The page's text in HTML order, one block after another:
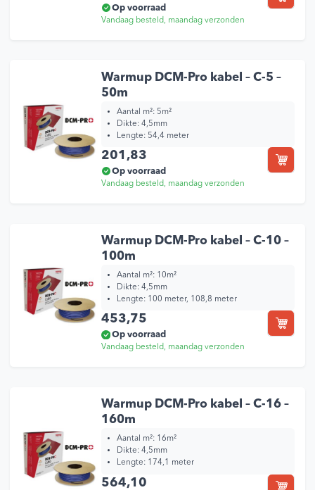
Op voorraad
Vandaag besteld, maandag verzonden
Warmup DCM-Pro kabel – C-5 –
50m
Aantal m²: 5m²
Dikte: 4,5mm
Lengte: 54,4 meter
201,83
Op voorraad
Vandaag besteld, maandag verzonden
Warmup DCM-Pro kabel – C-10 –
100m
Aantal m²: 10m²
Dikte: 4,5mm
Lengte: 100 meter, 108,8 meter
453,75
Op voorraad
Vandaag besteld, maandag verzonden
Warmup DCM-Pro kabel – C-16 –
160m
Aantal m²: 16m²
Dikte: 4,5mm
Lengte: 174,1 meter
564,10